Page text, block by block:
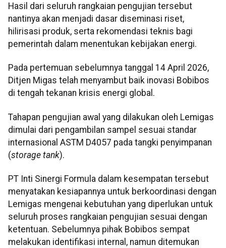
Hasil dari seluruh rangkaian pengujian tersebut
nantinya akan menjadi dasar diseminasi riset,
hilirisasi produk, serta rekomendasi teknis bagi
pemerintah dalam menentukan kebijakan energi.
Pada pertemuan sebelumnya tanggal 14 April 2026,
Ditjen Migas telah menyambut baik inovasi Bobibos
di tengah tekanan krisis energi global.
Tahapan pengujian awal yang dilakukan oleh Lemigas
dimulai dari pengambilan sampel sesuai standar
internasional ASTM D4057 pada tangki penyimpanan
(storage tank).
PT Inti Sinergi Formula dalam kesempatan tersebut
menyatakan kesiapannya untuk berkoordinasi dengan
Lemigas mengenai kebutuhan yang diperlukan untuk
seluruh proses rangkaian pengujian sesuai dengan
ketentuan. Sebelumnya pihak Bobibos sempat
melakukan identifikasi internal, namun ditemukan